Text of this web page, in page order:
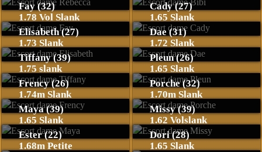
Fay (32)
1.78 Vol Slank
Cady (27)
1.65 Slank
Elisabeth (27)
1.73 Slank
Dae (31)
1.72 Slank
Tiffany (39)
1.75 slank
Pleun (26)
1.65 Slank
Frency (26)
1.74m Slank
Porche (32)
1.70m Slank
Maya (39)
1.65 Slank
Missy (39)
1.62 Volslank
Ester (22)
1.68m Petite
Dori (28)
1.65 Slank